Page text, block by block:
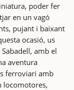
poder fer
en un vagó
pujant i baixant
ocasió, us
amb el
aventura
ferroviari amb
locomotores,